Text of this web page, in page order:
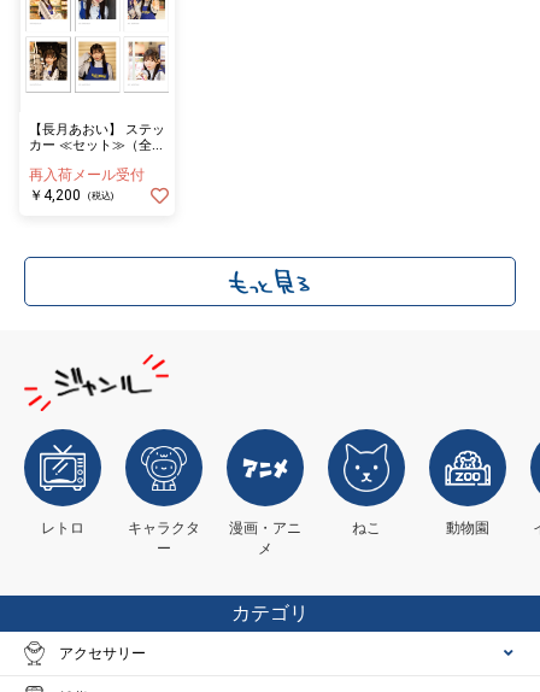
【長月あおい】 ステッ
カー ≪セット≫（全６
再入荷メール受付
￥4,200
(税込)
レトロ
キャラクタ
ー
漫画・アニ
メ
ねこ 動物園
カテゴリ
アクセサリー